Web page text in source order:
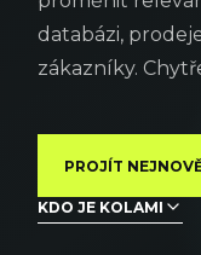
databázi,
zákazníky.
PROJÍT
KDO JE KOLAMI